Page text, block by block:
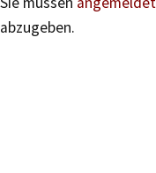
abzugeben.